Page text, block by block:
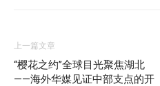
上一篇文章
“樱花之约”全球目光聚焦湖北
——海外华媒见证中部支点的开